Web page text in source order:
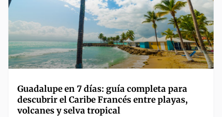
Guadalupe en 7 días: guía completa para
descubrir el Caribe Francés entre playas,
volcanes y selva tropical